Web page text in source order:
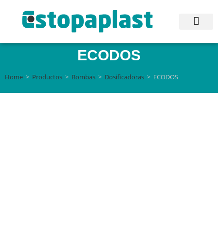
ECODOS
Home > Productos > Bombas > Dosificadoras > ECODOS